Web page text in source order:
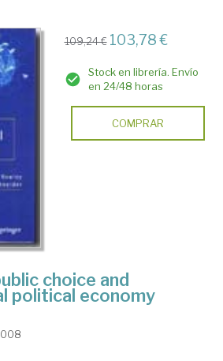
109,24 € 103,78 €
Stock en librería. Envío
en 24/48 horas
COMPRAR
choice and
political economy